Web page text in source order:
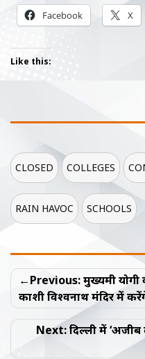
Facebook X
Like this:
CLOSED COLLEGES
RAIN HAVOC SCHOOLS
Post
navigation
Previous: मुख्यमंत्री
काशी विश्वनाथ मंदिर में
Next: दिल्ली में ‘अजीब